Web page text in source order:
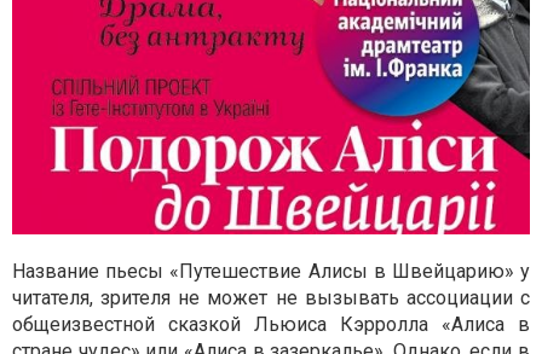
Название пьесы «Путешествие Алисы в Швейцарию» у
читателя, зрителя не может не вызывать ассоциации с
общеизвестной сказкой Льюиса Кэрролла «Алиса в